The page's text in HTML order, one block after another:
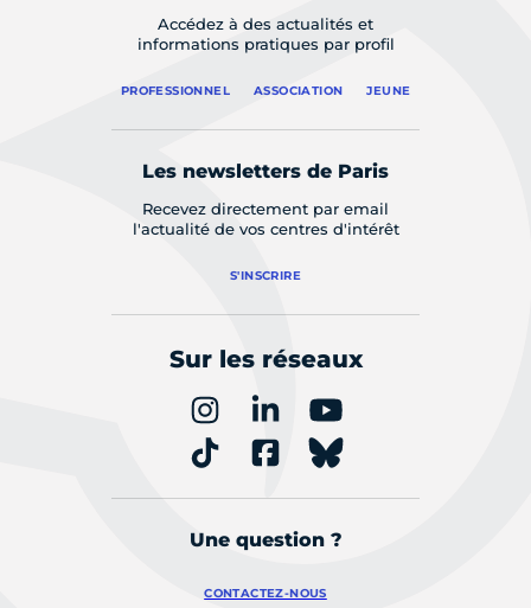
Accédez à des actualités et
informations pratiques par profil
PROFESSIONNEL ASSOCIATION JEUNE
Les newsletters de Paris
Recevez directement par email
l'actualité de vos centres d'intérêt
S'INSCRIRE
Sur les réseaux
Une question ?
CONTACTEZ-NOUS